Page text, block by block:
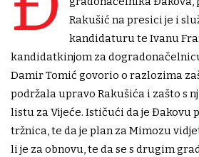
Rakušić na presici je i
kandidaturu te Ivanu
kandidatkinjom za
Damir Tomić govorio o razlozima
podržala upravo Rakušića i zašto s
listu za Vijeće. Ističući da je Đakovu
tržnica, te da je plan za Mimozu
li je za obnovu, te da se s drugim